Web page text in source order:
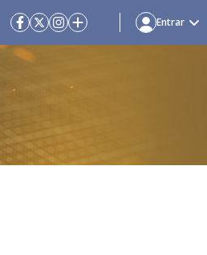
Entrar